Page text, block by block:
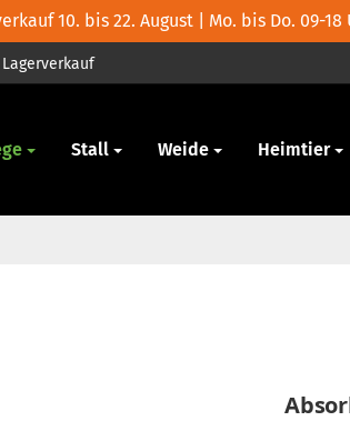
10. bis 22. August | Mo. bis Do. 09-18
Lagerverkauf
Stall Weide Heimtier